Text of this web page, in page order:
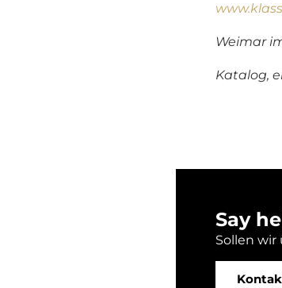
Weimar
Katalog,
Say
Sollen wir